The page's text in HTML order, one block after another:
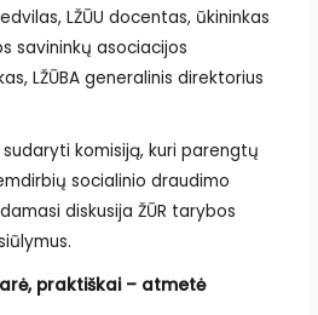
LŽŪU docentas, ūkininkas
savininkų asociacijos
LŽŪBA generalinis direktorius
komisiją, kuri parengtų
socialinio draudimo
diskusija ŽŪR tarybos
praktiškai – atmetė